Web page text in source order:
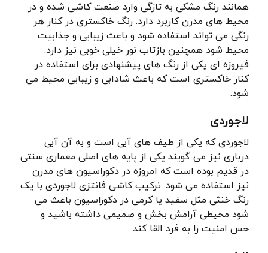
همانند رنگ مشکی به تازگی وارد صنعت کاشی شده و در
محیط های مدرن کاربرد دارد. رنگ خاکستری در کنار هر
رنگی می تواند استفاده شود و باعث زیبایی و جذابیت
محیط شود همچنین بازتاب نور خیلی خوبی نیز دارد.
فیروزه ای یکی از رنگ های پیشنهادی برای استفاده در
کنار خاکستری است که باعث شادابی و زیبایی محیط می
شود.
لاجوردی
لاجوردی که یکی از طیف های آبی است و به آن آبی
درباری نیز می گویند یکی از پایه های اصلی معماری سنتی
در قدیم بوده است که امروزه در دکوراسیون های مدرن
نیز استفاده می شود. ترکیب کاشی فانتزی لاجوردی با یک
رنگ خنثی مثل سفید یا کرمی در دکوراسیون باعث می
شود محیطی آرامش بخش و صمیمی داشته باشید و
حس امنیت را به فرد القا کند.